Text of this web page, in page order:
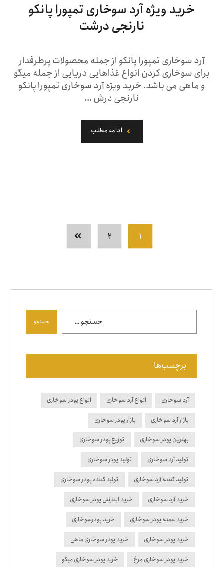
خرید ویژه آرد سوخاری تمپورا پانکو
نارنجی درشت
آرد سوخاری تمپورا پانکو از جمله محصولات پرطرفدار
برای سوخاری کردن انواع غذاهایی دریایی از جمله میگو
و ماهی می باشد. خرید ویژه آرد سوخاری تمپورا پانکو
نارنجی درش ...
ادامه مطلب
۱ ۲
جستجو
برچسب‌ها
آرد سوخاری انواع آرد سوخاری انواع پودر سوخاری
بازار آرد سوخاری بازار پودر سوخاری
بهترین پودر سوخاری توزیع پودر سوخاری
تولید آرد سوخاری تولید پودر سوخاری
تولید کننده آرد سوخاری تولید کننده پودر سوخاری
خرید آرد سوخاری خرید اینترنتی پودر سوخاری
خرید عمده پودر سوخاری خرید پودرسوخاری
خرید پودر سوخاری خرید پودر سوخاری ماهی
خرید پودر سوخاری مرغ خرید پودر سوخاری میگو